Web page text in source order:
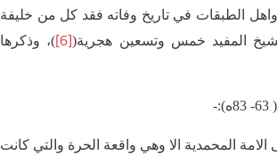
الطبقات في تاريخ وفاته فقد كل من خليفة
المفيد خمس وتسعين هجرية([6])، وذكرها
المحمدية الا وهي واقعة الحرة والتي كانت